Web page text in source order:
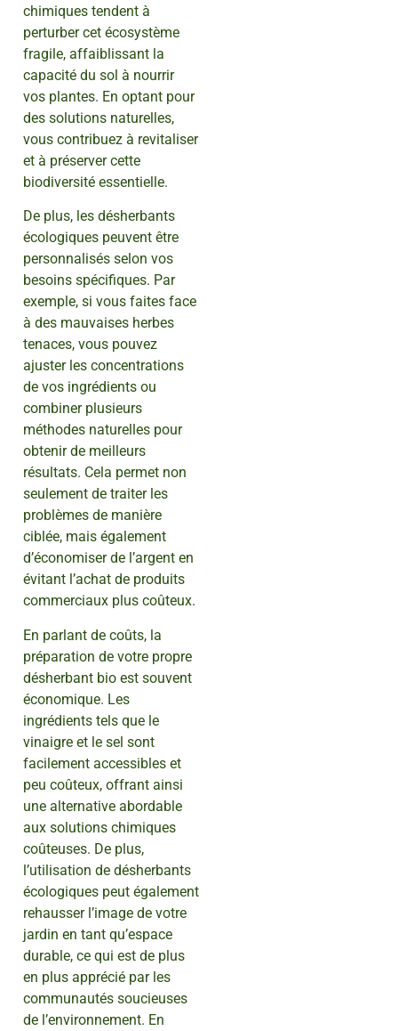
chimiques tendent à
perturber cet écosystème
fragile, affaiblissant la
capacité du sol à nourrir
vos plantes. En optant pour
des solutions naturelles,
vous contribuez à revitaliser
et à préserver cette
biodiversité essentielle.
De plus, les désherbants
écologiques peuvent être
personnalisés selon vos
besoins spécifiques. Par
exemple, si vous faites face
à des mauvaises herbes
tenaces, vous pouvez
ajuster les concentrations
de vos ingrédients ou
combiner plusieurs
méthodes naturelles pour
obtenir de meilleurs
résultats. Cela permet non
seulement de traiter les
problèmes de manière
ciblée, mais également
d’économiser de l’argent en
évitant l’achat de produits
commerciaux plus coûteux.
En parlant de coûts, la
préparation de votre propre
désherbant bio est souvent
économique. Les
ingrédients tels que le
vinaigre et le sel sont
facilement accessibles et
peu coûteux, offrant ainsi
une alternative abordable
aux solutions chimiques
coûteuses. De plus,
l’utilisation de désherbants
écologiques peut également
rehausser l’image de votre
jardin en tant qu’espace
durable, ce qui est de plus
en plus apprécié par les
communautés soucieuses
de l’environnement. En